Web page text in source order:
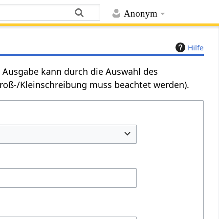
Anonym
Hilfe
kann durch die Auswahl des
Kleinschreibung muss beachtet werden).